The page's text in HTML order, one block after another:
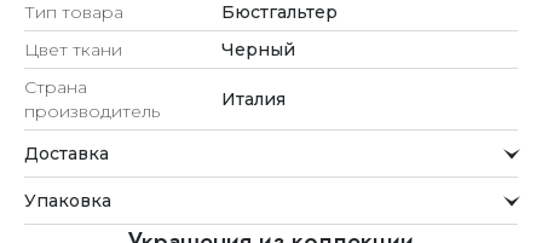
Тип товара
Бюстгальтер
Цвет ткани
Черный
Страна
производитель
Италия
Доставка
Мы стремимся обрабатывать заказы максимально
быстро и доставлять их прямо до вашей двери в
Упаковка
Внимание к деталям